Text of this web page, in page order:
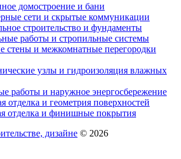
домостроение и бани
сети и скрытые коммуникации
строительство и фундаменты
работы и стропильные системы
стены и межкомнатные перегородки
узлы и гидроизоляция влажных
работы и наружное энергосбережение
отделка и геометрия поверхностей
отделка и финишные покрытия
дизайне © 2026